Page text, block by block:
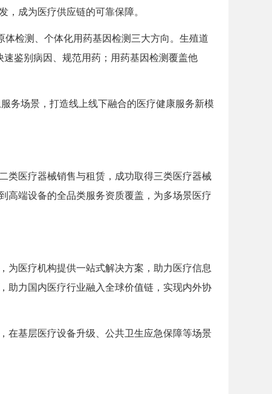
成为医疗供应链的可靠保障。
检测、个体化用药基因检测三大方向。生殖道
鉴别病因、规范用药；用药基因检测覆盖他
务场景，打造线上线下融合的医疗健康服务新模
类医疗器械销售与租赁，成功取得三类医疗器械
高端设备的全品类服务资质覆盖，为多场景医疗
为医疗机构提供一站式解决方案，助力医疗信息
助力国内医疗行业融入全球价值链，实现内外协
在基层医疗设备升级、公共卫生应急保障等场景